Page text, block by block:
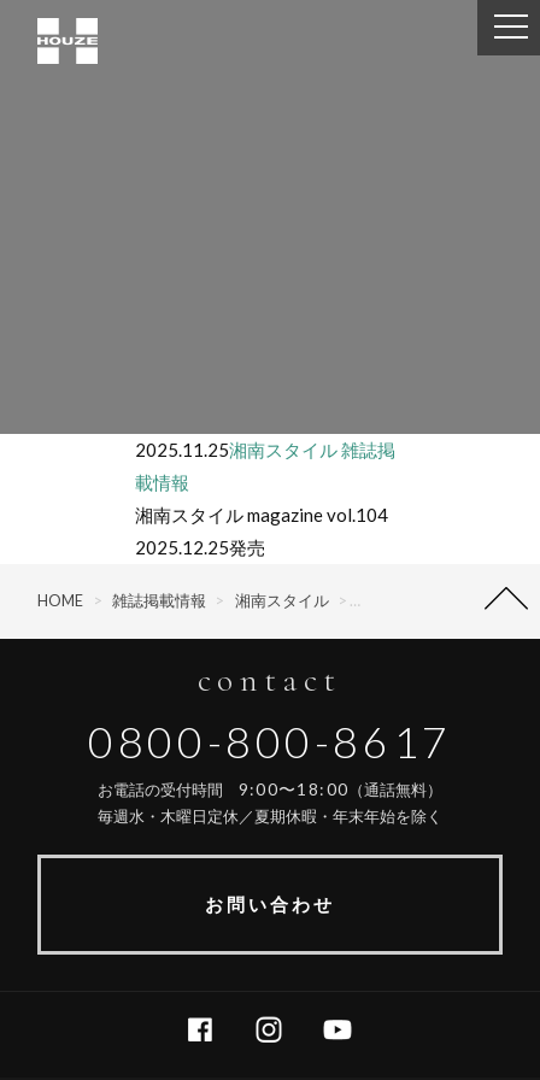
2025.11.25湘南スタイル雑誌掲
載情報
湘南スタイル magazine vol.104
2025.12.25発売
HOME > 雑誌掲載情報 > 湘南スタイル > 湘南スタイル magazine
contact
0800-800-8617
お電話の受付時間 9:00〜18:00 （通話無料）
毎週水・木曜日定休／夏期休暇・年末年始を除く
お問い合わせ
FACEBOOKINSTAGRAM